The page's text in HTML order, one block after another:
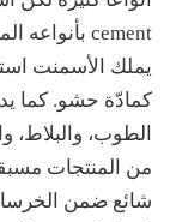
cement بأنواعه المختلفة.
يملك الأسمنت
كمادّة حشو. كما
الطوب، والبلاط،
من المنتجات
شائع ضمن